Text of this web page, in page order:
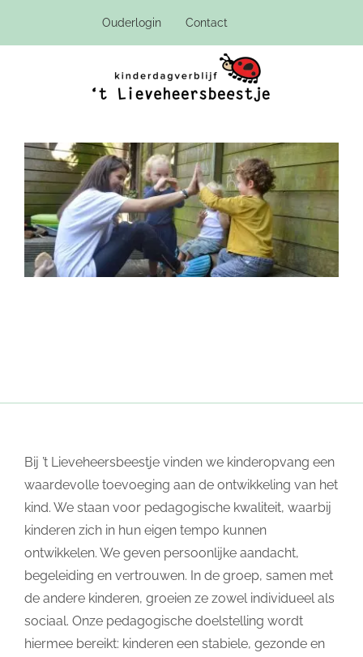
Ouderlogin Contact
Bij ’t Lieveheersbeestje vinden we kinderopvang een
waardevolle toevoeging aan de ontwikkeling van het
kind. We staan voor pedagogische kwaliteit, waarbij
kinderen zich in hun eigen tempo kunnen
ontwikkelen. We geven persoonlijke aandacht,
begeleiding en vertrouwen. In de groep, samen met
de andere kinderen, groeien ze zowel individueel als
sociaal. Onze pedagogische doelstelling wordt
hiermee bereikt: kinderen een stabiele, gezonde en